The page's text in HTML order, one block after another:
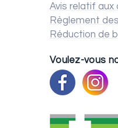
Avis relatif aux
Règlement
Réduction de
Voulez-vous